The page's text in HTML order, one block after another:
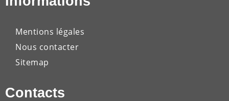
Mentions légales
Nous contacter
Sitemap
Contacts